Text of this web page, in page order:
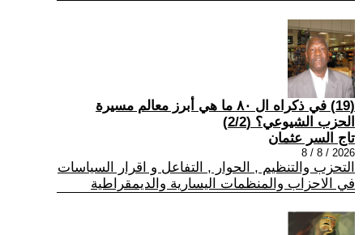
(19) في ذكراه ال ٨٠ ما هي أبرز معالم مسيرة
الحزب الشيوعي؟ (2/2)
تاج السر عثمان
2026 / 8 / 8
التحزب والتنظيم , الحوار , التفاعل و اقرار السياسات
في الاحزاب والمنظمات اليسارية والديمقراطية